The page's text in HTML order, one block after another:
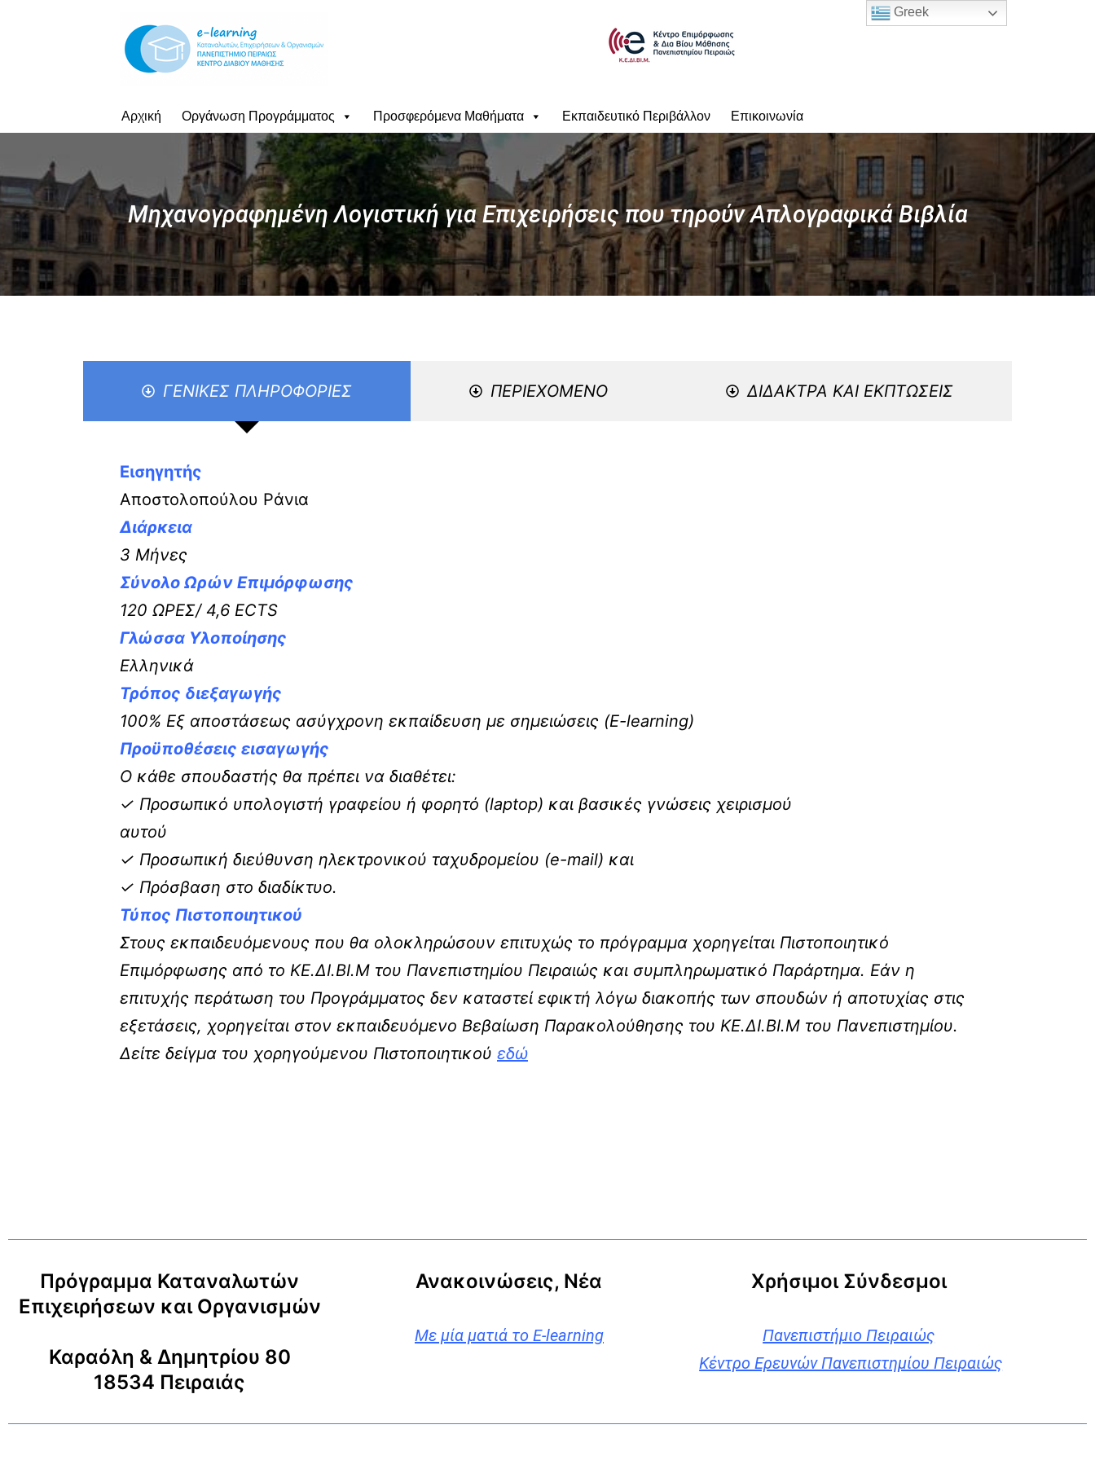
Αρχική Οργάνωση Προγράμματος Προσφερόμενα Μαθήματα Εκπαιδευτικό Περιβάλλον Επικοινωνία
Μηχανογραφημένη Λογιστική για Επιχειρήσεις που τηρούν Απλογραφικά Βιβλία
ΓΕΝΙΚΕΣ ΠΛΗΡΟΦΟΡΙΕΣ ΠΕΡΙΕΧΟΜΕΝΟ ΔΙΔΑΚΤΡΑ ΚΑΙ ΕΚΠΤΩΣΕΙΣ
Εισηγητής
Αποστολοπούλου Ράνια
Διάρκεια
3 Μήνες
Σύνολο Ωρών Επιμόρφωσης
120 ΩΡΕΣ/ 4,6 ECTS
Γλώσσα Υλοποίησης
Ελληνικά
Τρόπος διεξαγωγής
100% Εξ αποστάσεως ασύγχρονη εκπαίδευση με σημειώσεις (E-learning)
Προϋποθέσεις εισαγωγής
Ο κάθε σπουδαστής θα πρέπει να διαθέτει:
✓ Προσωπικό υπολογιστή γραφείου ή φορητό (laptop) και βασικές γνώσεις χειρισμού
αυτού
✓ Προσωπική διεύθυνση ηλεκτρονικού ταχυδρομείου (e-mail) και
✓ Πρόσβαση στο διαδίκτυο.
Τύπος Πιστοποιητικού
Στους εκπαιδευόμενους που θα ολοκληρώσουν επιτυχώς το πρόγραμμα χορηγείται Πιστοποιητικό
Επιμόρφωσης από το ΚΕ.ΔΙ.ΒΙ.Μ του Πανεπιστημίου Πειραιώς και συμπληρωματικό Παράρτημα. Εάν η
επιτυχής περάτωση του Προγράμματος δεν καταστεί εφικτή λόγω διακοπής των σπουδών ή αποτυχίας στις
εξετάσεις, χορηγείται στον εκπαιδευόμενο Βεβαίωση Παρακολούθησης του ΚΕ.ΔΙ.ΒΙ.Μ του Πανεπιστημίου.
Δείτε δείγμα του χορηγούμενου Πιστοποιητικού εδώ
Πρόγραμμα Καταναλωτών
Επιχειρήσεων και Οργανισμών
Καραόλη & Δημητρίου 80
18534 Πειραιάς
Ανακοινώσεις, Νέα
Με μία ματιά το E-learning
Χρήσιμοι Σύνδεσμοι
Πανεπιστήμιο Πειραιώς
Κέντρο Ερευνών Πανεπιστημίου Πειραιώς
Greek